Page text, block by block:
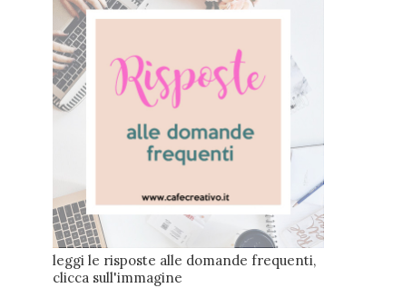
leggi le risposte alle domande frequenti,
clicca sull'immagine